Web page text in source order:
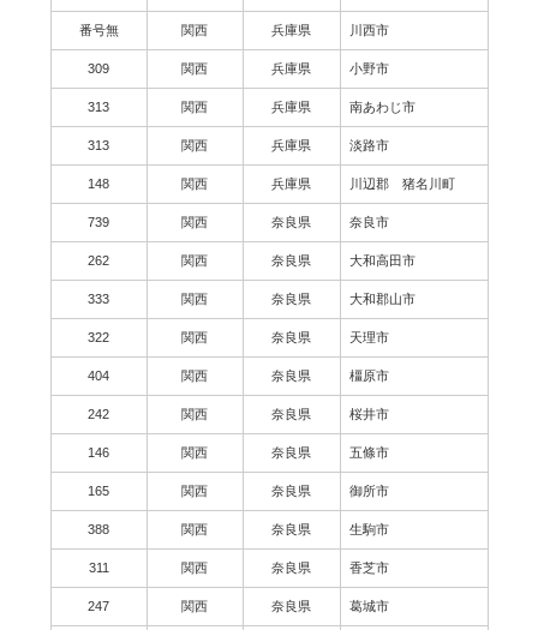
番号無 関西 兵庫県 川西市
309 関西 兵庫県 小野市
313 関西 兵庫県 南あわじ市
313 関西 兵庫県 淡路市
148 関西 兵庫県 川辺郡 猪名川町
739 関西 奈良県 奈良市
262 関西 奈良県 大和高田市
333 関西 奈良県 大和郡山市
322 関西 奈良県 天理市
404 関西 奈良県 橿原市
242 関西 奈良県 桜井市
146 関西 奈良県 五條市
165 関西 奈良県 御所市
388 関西 奈良県 生駒市
311 関西 奈良県 香芝市
247 関西 奈良県 葛城市